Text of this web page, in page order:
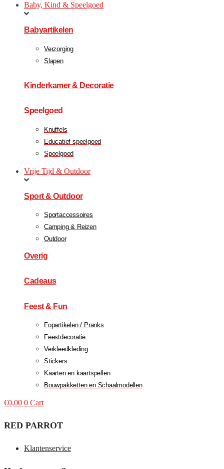
Baby, Kind & Speelgoed
Babyartikelen
Verzorging
Slapen
Kinderkamer & Decoratie
Speelgoed
Knuffels
Educatief speelgoed
Speelgoed
Vrije Tijd & Outdoor
Sport & Outdoor
Sportaccessoires
Camping & Reizen
Outdoor
Overig
Cadeaus
Feest & Fun
Fopartikelen / Pranks
Feestdecoratie
Verkleedkleding
Stickers
Kaarten en kaartspellen
Bouwpakketten en Schaalmodellen
€0,00 0 Cart
RED PARROT
Klantenservice